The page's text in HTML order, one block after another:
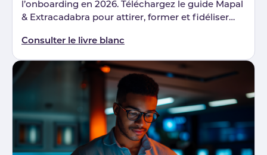
l’onboarding en 2026. Téléchargez le guide Mapal
& Extracadabra pour attirer, former et fidéliser
Consulter le livre blanc